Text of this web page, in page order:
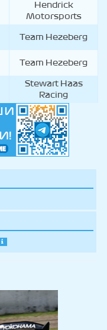
Hendrick
Motorsports
Team Hezeberg
Team Hezeberg
Stewart Haas
Racing